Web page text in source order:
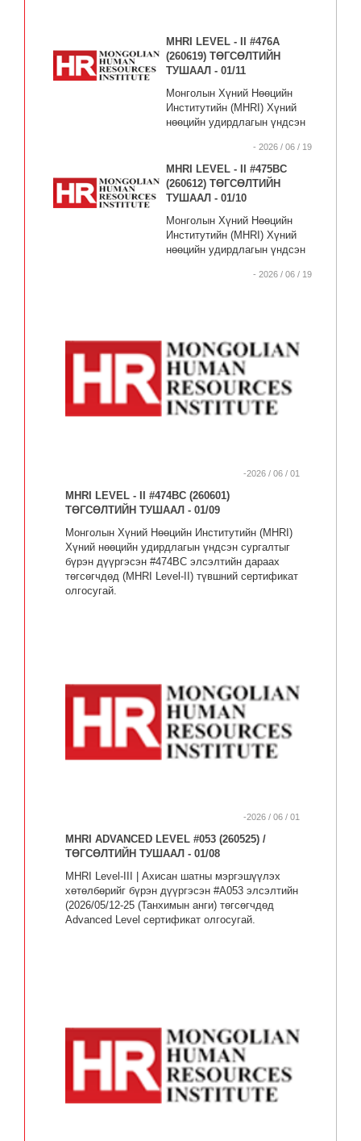
MHRI LEVEL - II #476А
(260619) ТӨГСӨЛТИЙН
ТУШААЛ - 01/11
Монголын Хүний Нөөцийн
Институтийн (MHRI) Хүний
нөөцийн удирдлагын үндсэн
#476А элсэлтийн дараах
төгсөгчдөд (MHRI Level-II)
түвшний сертификат
олгосугай.
- 2026 / 06 / 19
MHRI LEVEL - II #475BC
(260612) ТӨГСӨЛТИЙН
ТУШААЛ - 01/10
Монголын Хүний Нөөцийн
Институтийн (MHRI) Хүний
нөөцийн удирдлагын үндсэн
#475BC элсэлтийн дараах
- 2026 / 06 / 19
-2026 / 06 / 01
MHRI LEVEL - II #474BC (260601)
ТӨГСӨЛТИЙН ТУШААЛ - 01/09
Монголын Хүний Нөөцийн Институтийн (MHRI)
Хүний нөөцийн удирдлагын үндсэн сургалтыг
бүрэн дүүргэсэн #474BC элсэлтийн дараах
төгсөгчдөд (MHRI Level-II) түвшний сертификат
олгосугай.
-2026 / 06 / 01
MHRI ADVANCED LEVEL #053 (260525) /
ТӨГСӨЛТИЙН ТУШААЛ - 01/08
MHRI Level-III | Ахисан шатны мэргэшүүлэх
хөтөлбөрийг бүрэн дүүргэсэн #A053 элсэлтийн
(2026/05/12-25 (Танхимын анги) төгсөгчдөд
Advanced Level сертификат олгосугай.